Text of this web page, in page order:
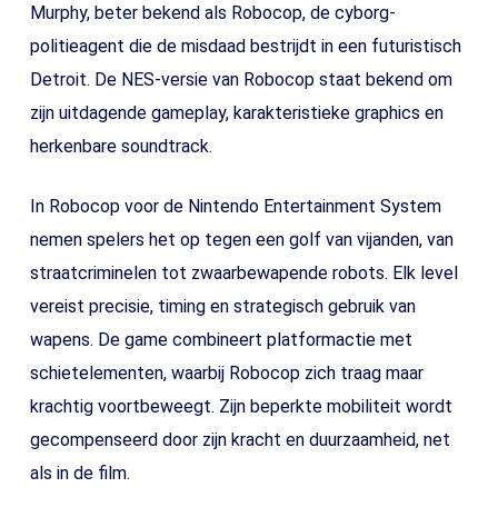
Murphy, beter bekend als Robocop, de cyborg-
politieagent die de misdaad bestrijdt in een futuristisch
Detroit. De NES-versie van Robocop staat bekend om
zijn uitdagende gameplay, karakteristieke graphics en
herkenbare soundtrack.
In Robocop voor de Nintendo Entertainment System
nemen spelers het op tegen een golf van vijanden, van
straatcriminelen tot zwaarbewapende robots. Elk level
vereist precisie, timing en strategisch gebruik van
wapens. De game combineert platformactie met
schietelementen, waarbij Robocop zich traag maar
krachtig voortbeweegt. Zijn beperkte mobiliteit wordt
gecompenseerd door zijn kracht en duurzaamheid, net
als in de film.